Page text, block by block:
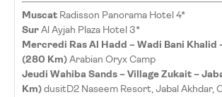
Muscat Radisson Panorama Hotel 4*
SurAl Ayjah Plaza Hotel 3*
Mercredi Ras Al Hadd – Wadi Bani Khalid
(280 Km)Arabian Oryx Camp
Jeudi Wahiba Sands – Village Zukait –
Km)dusitD2 Naseem Resort, Jabal Akhdar,